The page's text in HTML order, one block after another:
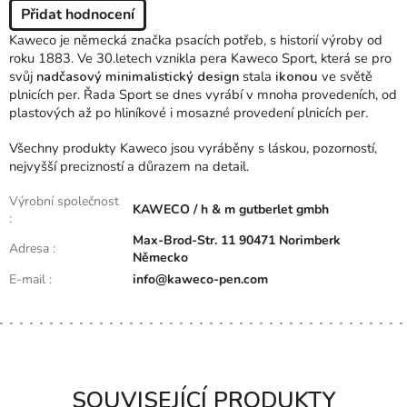
SOUVISEJÍCÍ PRODUKTY
Přidat hodnocení
Kaweco je německá značka psacích potřeb, s historií výroby od
roku 1883. Ve 30.letech vznikla pera Kaweco Sport, která se pro
svůj nadčasový minimalistický design stala ikonou ve světě
plnicích per. Řada Sport se dnes vyrábí v mnoha provedeních, od
plastových až po hliníkové i mosazné provedení plnicích per.
Všechny produkty Kaweco jsou vyráběny s láskou, pozorností,
nejvyšší precizností a důrazem na detail.
Výrobní společnost
:
KAWECO / h & m gutberlet gmbh
Adresa :
Max-Brod-Str. 11 90471 Norimberk
Německo
E-mail : info@kaweco-pen.com